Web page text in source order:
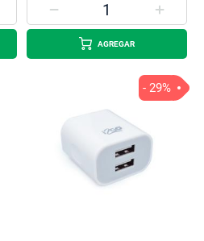
AGREGAR
- 29%